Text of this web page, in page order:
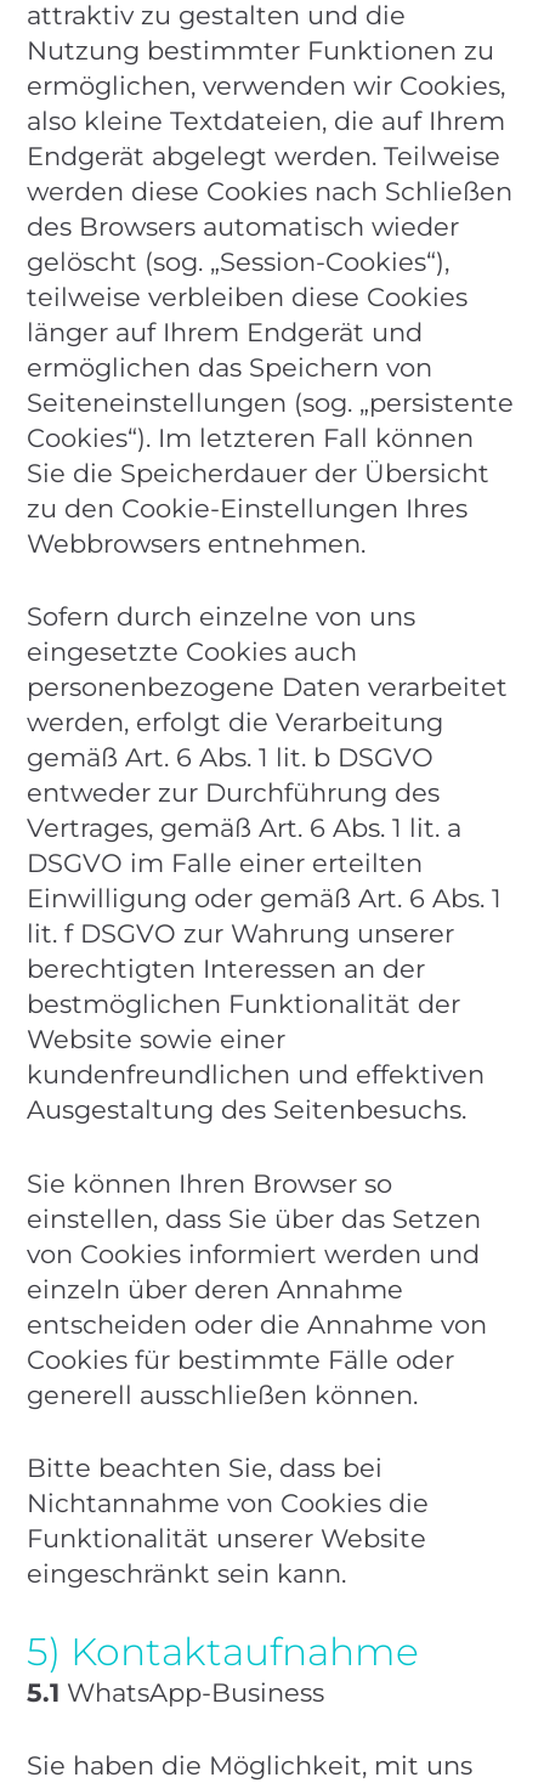
attraktiv zu gestalten und die
Nutzung bestimmter Funktionen zu
ermöglichen, verwenden wir Cookies,
also kleine Textdateien, die auf Ihrem
Endgerät abgelegt werden. Teilweise
werden diese Cookies nach Schließen
des Browsers automatisch wieder
gelöscht (sog. „Session-Cookies“),
teilweise verbleiben diese Cookies
länger auf Ihrem Endgerät und
ermöglichen das Speichern von
Seiteneinstellungen (sog. „persistente
Cookies“). Im letzteren Fall können
Sie die Speicherdauer der Übersicht
zu den Cookie-Einstellungen Ihres
Webbrowsers entnehmen.
Sofern durch einzelne von uns
eingesetzte Cookies auch
personenbezogene Daten verarbeitet
werden, erfolgt die Verarbeitung
gemäß Art. 6 Abs. 1 lit. b DSGVO
entweder zur Durchführung des
Vertrages, gemäß Art. 6 Abs. 1 lit. a
DSGVO im Falle einer erteilten
Einwilligung oder gemäß Art. 6 Abs. 1
lit. f DSGVO zur Wahrung unserer
berechtigten Interessen an der
bestmöglichen Funktionalität der
Website sowie einer
kundenfreundlichen und effektiven
Ausgestaltung des Seitenbesuchs.
Sie können Ihren Browser so
einstellen, dass Sie über das Setzen
von Cookies informiert werden und
einzeln über deren Annahme
entscheiden oder die Annahme von
Cookies für bestimmte Fälle oder
generell ausschließen können.
Bitte beachten Sie, dass bei
Nichtannahme von Cookies die
Funktionalität unserer Website
eingeschränkt sein kann.
5) Kontaktaufnahme
5.1 WhatsApp-Business
Sie haben die Möglichkeit, mit uns